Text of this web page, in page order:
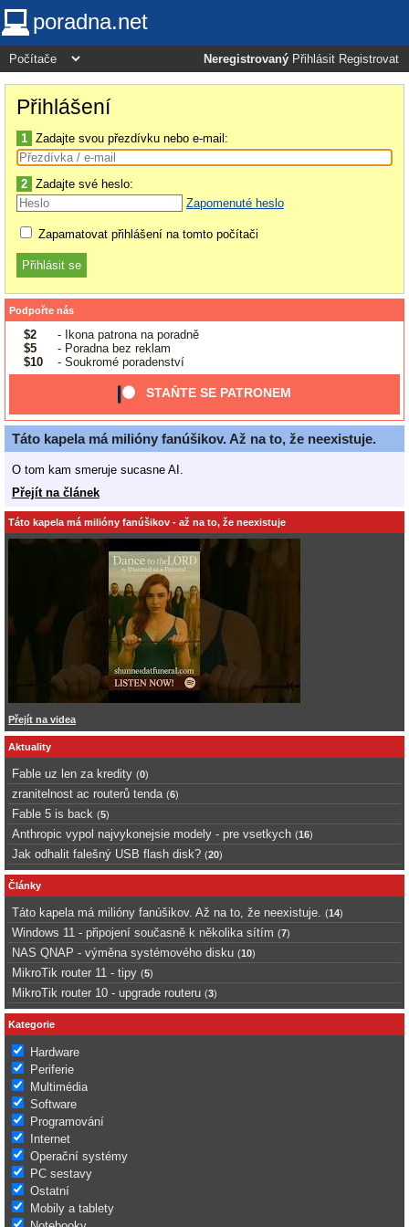
poradna.net
Neregistrovaný Přihlásit Registrovat
Přihlášení
1 Zadajte svou přezdívku nebo e-mail:
2 Zadajte své heslo:
Zapomenuté heslo
Zapamatovat přihlášení na tomto počítači
Podpořte nás
$2
- Ikona patrona na poradně
$5
- Poradna bez reklam
$10
- Soukromé poradenství
STAŇTE SE PATRONEM
Táto kapela má milióny fanúšikov. Až na to, že neexistuje.
O tom kam smeruje sucasne AI.
Přejít na článek
Táto kapela má milióny fanúšikov - až na to, že neexistuje
Přejít na videa
Aktuality
Fable uz len za kredity (0)
zranitelnost ac routerů tenda (6)
Fable 5 is back (5)
Anthropic vypol najvykonejsie modely - pre vsetkych (16)
Jak odhalit falešný USB flash disk? (20)
Články
Táto kapela má milióny fanúšikov. Až na to, že neexistuje. (14)
Windows 11 - připojení současně k několika sítím (7)
NAS QNAP - výměna systémového disku (10)
MikroTik router 11 - tipy (5)
MikroTik router 10 - upgrade routeru (3)
Kategorie
Hardware
Periferie
Multimédia
Software
Programování
Internet
Operační systémy
PC sestavy
Ostatní
Mobily a tablety